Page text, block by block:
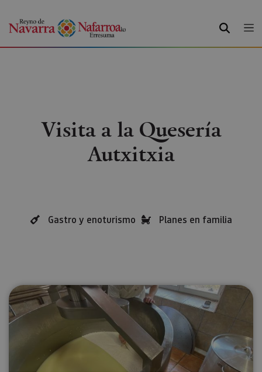
BUSCAR
Visita a la Quesería
Autxitxia
Gastro y enoturismo Planes en familia